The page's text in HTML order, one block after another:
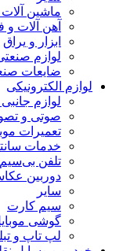
ماشین
آهن آلات و
ابزار و یراق
لوازم
ضایعات
لوازم الکترونیکی
لوازم
صوتی و
تعمیرات
خدمات
تلفن
دوربین
سایر
سیم کارت
گوشی
لپ تاپ و